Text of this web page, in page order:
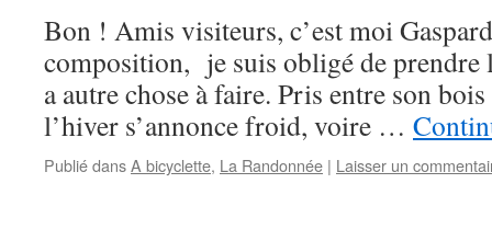
Bon ! Amis visiteurs, c’est moi
composition, je suis obligé de
a autre chose à faire. Pris entre son
l’hiver s’annonce froid, voire …
Publié dansA bicyclette, La Randonnée | Laisser un